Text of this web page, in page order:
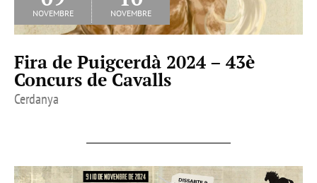
novembre novembre
Fira de Puigcerdà 2024 – 43è
Concurs de Cavalls
Cerdanya